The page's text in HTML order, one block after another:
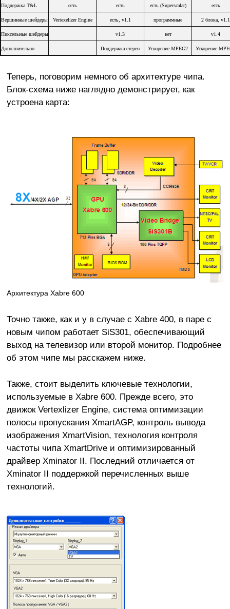
Поддержка T&L есть есть есть (Superscalar) есть
Вершинные шейдеры Vertexelizer Engine есть, v1.1 программные 2 блока, v1.1
Пиксельные шейдеры v1.3 нет v1.4
Дополнительно Поддержка стерео Ускорение MPEG2 Ускорение
Теперь, поговорим немного об архитектуре чипа.
Блок-схема ниже наглядно демонстрирует, как
устроена карта:
Архитектура Xabre 600
Точно также, как и у в случае с Xabre 400, в паре с
новым чипом работает SiS301, обеспечивающий
выход на телевизор или второй монитор. Подробнее
об этом чипе мы расскажем ниже.
Также, стоит выделить ключевые технологии,
используемые в Xabre 600. Прежде всего, это
движок Vertexlizer Engine, система оптимизации
полосы пропускания XmartAGP, контроль вывода
изображения XmartVision, технология контроля
частоты чипа XmartDrive и оптимизированный
драйвер Xminator II. Последний отличается от
Xminator II поддержкой перечисленных выше
технологий.